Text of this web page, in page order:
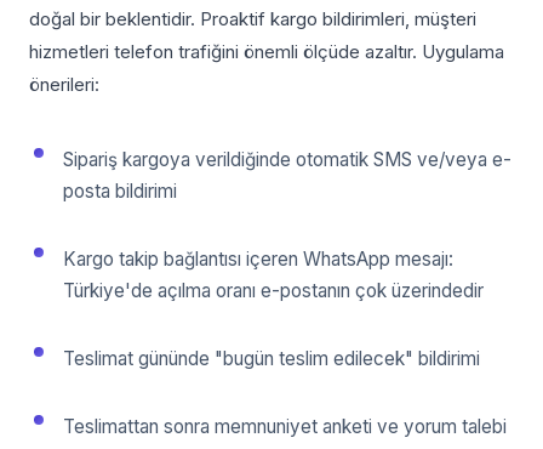
doğal bir beklentidir. Proaktif kargo bildirimleri, müşteri
hizmetleri telefon trafiğini önemli ölçüde azaltır. Uygulama
önerileri:
Sipariş kargoya verildiğinde otomatik SMS ve/veya e-
posta bildirimi
Kargo takip bağlantısı içeren WhatsApp mesajı:
Türkiye'de açılma oranı e-postanın çok üzerindedir
Teslimat gününde "bugün teslim edilecek" bildirimi
Teslimattan sonra memnuniyet anketi ve yorum talebi